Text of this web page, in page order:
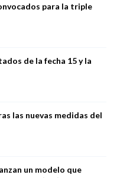
para la triple
de la fecha 15 y la
las nuevas medidas del
un modelo que